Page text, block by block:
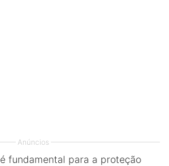
Anúncios
é fundamental para a proteção